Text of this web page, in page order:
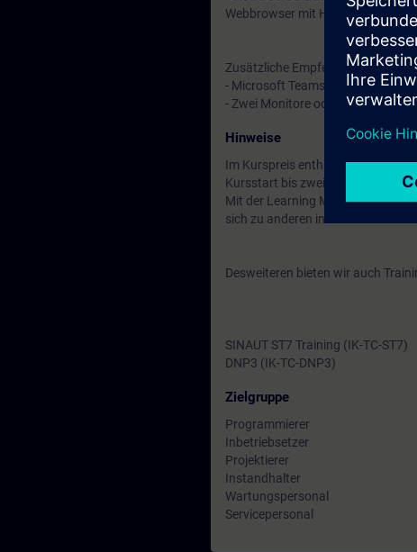
Webbrowser mit HTML5-
Zusätzliche Empfehlungen
- Microsoft Teams App
- Zwei Monitore oder einen
Hinweise
Im Kurspreis enthalten: Ein
Kursstart bis zwei Wochen nach
Mit der Learning Membership
sich zu anderen interessanten
Desweiteren bieten wir auch
SINAUT ST7 Training (IK-TC-ST7)
DNP3 (IK-TC-DNP3)
Zielgruppe
Programmierer
Inbetriebsetzer
Projektierer
Instandhalter
Wartungspersonal
Servicepersonal